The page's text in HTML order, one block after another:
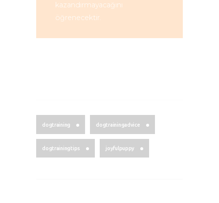
kazandırmayacağını
öğrenecektir.
dogtraining dogtrainingadvice
dogtrainingtips joyfulpuppy